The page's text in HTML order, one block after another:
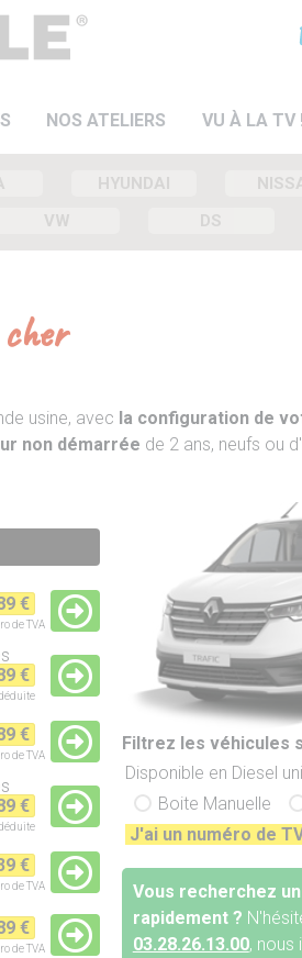
NOS ATELIERS VU À LA TV !
HYUNDAI
VW DS
usine, avec la configuration de
non démarrée de 2 ans, neufs ou
Filtrez les véhicules
Disponible en Diesel
Boite Manuelle
J'ai un numéro de
Vous recherchez
rapidement ?
03.28.26.13.00, nous
€
de TVA
€
€
de TVA
€
€
de TVA
€
de TVA